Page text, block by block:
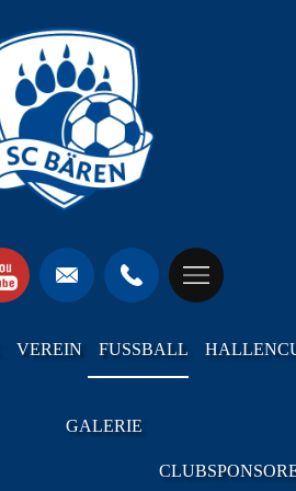
VEREIN FUSSBALL
GALERIE